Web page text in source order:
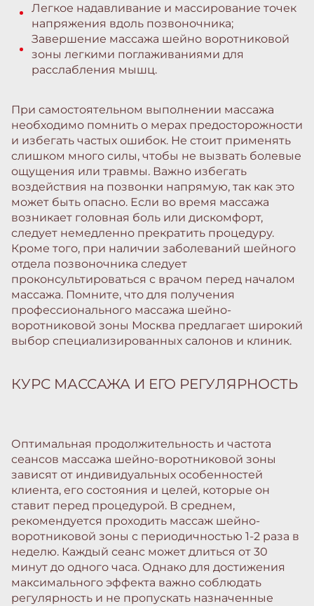
Легкое надавливание и массирование точек
напряжения вдоль позвоночника;
Завершение массажа шейно воротниковой
зоны легкими поглаживаниями для
расслабления мышц.
При самостоятельном выполнении массажа
необходимо помнить о мерах предосторожности
и избегать частых ошибок. Не стоит применять
слишком много силы, чтобы не вызвать болевые
ощущения или травмы. Важно избегать
воздействия на позвонки напрямую, так как это
может быть опасно. Если во время массажа
возникает головная боль или дискомфорт,
следует немедленно прекратить процедуру.
Кроме того, при наличии заболеваний шейного
отдела позвоночника следует
проконсультироваться с врачом перед началом
массажа. Помните, что для получения
профессионального массажа шейно-
воротниковой зоны Москва предлагает широкий
выбор специализированных салонов и клиник.
КУРС МАССАЖА И ЕГО РЕГУЛЯРНОСТЬ
Оптимальная продолжительность и частота
сеансов массажа шейно-воротниковой зоны
зависят от индивидуальных особенностей
клиента, его состояния и целей, которые он
ставит перед процедурой. В среднем,
рекомендуется проходить массаж шейно-
воротниковой зоны с периодичностью 1-2 раза в
неделю. Каждый сеанс может длиться от 30
минут до одного часа. Однако для достижения
максимального эффекта важно соблюдать
регулярность и не пропускать назначенные